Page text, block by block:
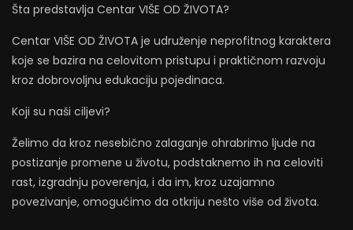
Šta predstavlja Centar VIŠE OD ŽIVOTA?
Centar VIŠE OD ŽIVOTA je udruženje neprofitnog karaktera
koje se bazira na celovitom pristupu i praktičnom razvoju
kroz dobrovoljnu edukaciju pojedinaca.
Koji su naši ciljevi?
Želimo da kroz nesebično zalaganje ohrabrimo ljude na
postizanje promene u životu, podstaknemo ih na celoviti
rast, izgradnju poverenja, i da im, kroz uzajamno
povezivanje, omogućimo da otkriju nešto više od života.